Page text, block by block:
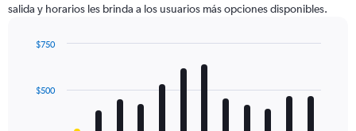
salida y horarios les brinda a los usuarios más opciones disponibles.
with
12
$500
$750